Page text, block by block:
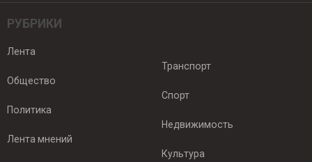
РУБРИКИ
Лента
Общество
Политика
Лента мнений
Транспорт
Спорт
Недвижимость
Культура